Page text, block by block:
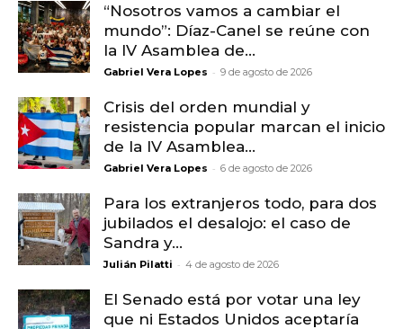
“Nosotros vamos a cambiar el
mundo”: Díaz-Canel se reúne con
la IV Asamblea de...
Gabriel Vera Lopes - 9 de agosto de 2026
Crisis del orden mundial y
resistencia popular marcan el inicio
de la IV Asamblea...
Gabriel Vera Lopes - 6 de agosto de 2026
Para los extranjeros todo, para dos
jubilados el desalojo: el caso de
Sandra y...
Julián Pilatti - 4 de agosto de 2026
El Senado está por votar una ley
que ni Estados Unidos aceptaría